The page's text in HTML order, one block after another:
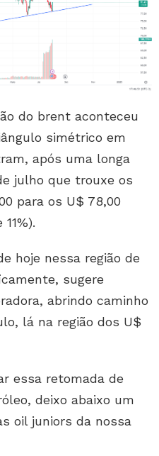
do brent aconteceu
simétrico em
após uma longa
julho que trouxe os
para os U$ 78,00
hoje nessa região de
sugere
abrindo caminho
lá na região dos U$
essa retomada de
deixo abaixo um
oil juniors da nossa